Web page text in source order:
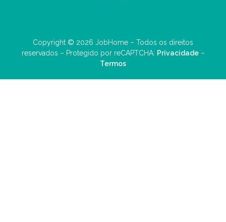
Copyright © 2026 JobHome – Todos os direitos
reservados – Protegido por reCAPTCHA: Privacidade–
Termos